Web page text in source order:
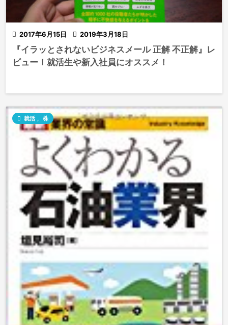
 2017年6月15日  2019年3月18日
『イラッとされないビジネスメール 正解 不正解』レ
ビュー！就活生や新入社員にオススメ！
 就活 , 株